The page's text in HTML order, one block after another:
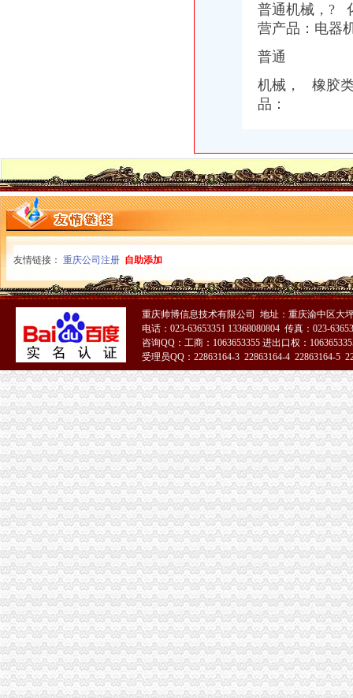
普通机械，?
营产品：电器
普通
机械， 橡胶类
品：
友情链接： 重庆公司注册 自助添加
重庆帅博信息技术有限公司 地址：重庆渝中区大
电话：023-63653351 13368080804 传真：023-
咨询QQ：工商：1063653355 进出口权：
受理员QQ：22863164-3 22863164-4 22863164-5
51La